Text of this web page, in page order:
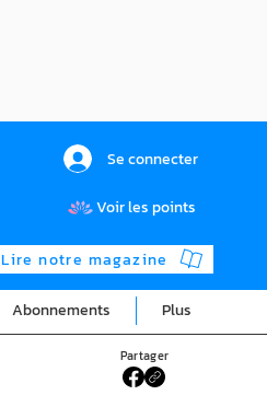
Se connecter
Voir les points
Lire notre magazine
Abonnements Plus
Partager